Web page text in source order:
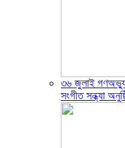
৩৬ জুলাই
সংগীত সন্ধ্যা